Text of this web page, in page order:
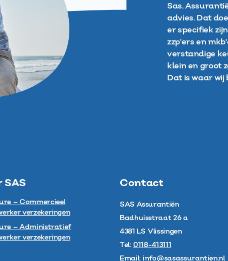
Sas.
advies. Dat
er specifiek
zzp'ers en
verstandige
klein en groot
Dat is waar wij
SAS
– Commercieel
verzekeringen
– Administratief
verzekeringen
Contact
SAS Assurantiën
Badhuisstraat 26 a
4381 LS Vlissingen
Tel: 0118-413111
Email: info@sasassurantien.nl